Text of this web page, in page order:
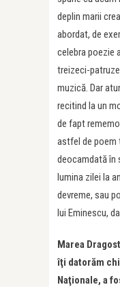
deplin marii
abordat, de
celebra poezie
treizeci-
muzică. Dar
recitind la un
de fapt
astfel de poem
deocamdată în
lumina zilei la
devreme, sau
lui Eminescu,
Marea
îţi datorăm
Naţionale, a